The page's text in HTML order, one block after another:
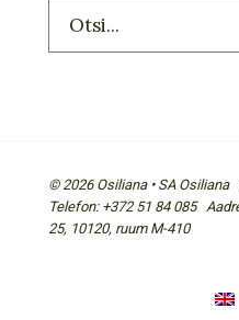
© 2026 Osiliana • SA
Telefon: +372 51 84 085
25, 10120, ruum M-410